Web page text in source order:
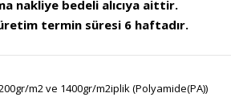
nakliye bedeli alıcıya aittir.
termin süresi 6 haftadır.
m2 ve 1400gr/m2iplik (Polyamide(PA))